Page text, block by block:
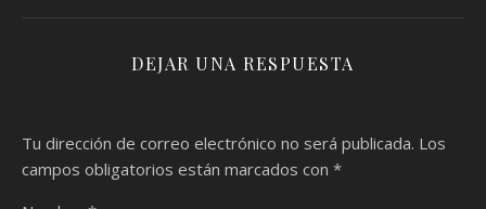
DEJAR UNA RESPUESTA
Tu dirección de correo electrónico no será publicada. Los
campos obligatorios están marcados con *